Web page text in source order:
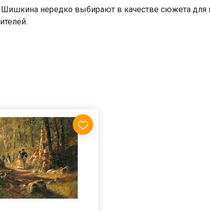
нередко выбирают в качестве сюжета для